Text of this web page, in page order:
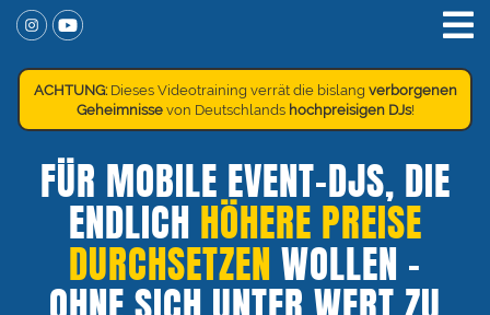
ACHTUNG:Dieses Videotraining verrät die bislang verborgenen
Geheimnissevon Deutschlands hochpreisigen DJs!
FÜR MOBILE EVENT-DJS, DIE
ENDLICH HÖHERE PREISE
DURCHSETZEN WOLLEN -